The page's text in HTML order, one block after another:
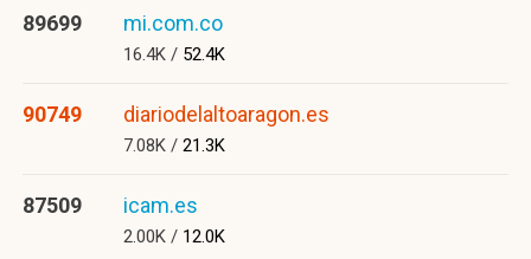
89699 mi.com.co
16.4K / 52.4K
90749 diariodelaltoaragon.es
7.08K / 21.3K
87509 icam.es
2.00K / 12.0K